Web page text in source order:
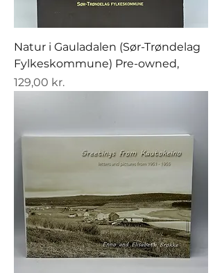
Natur i Gauladalen (Sør-Trøndelag
Fylkeskommune) Pre-owned,
Pris
129,00 kr.